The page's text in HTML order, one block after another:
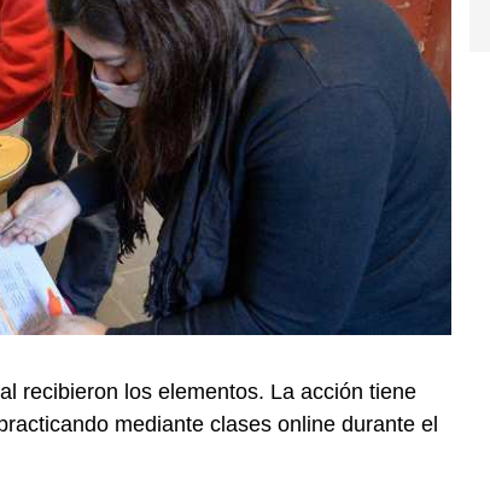
recibieron los elementos. La acción tiene
mediante clases online durante el